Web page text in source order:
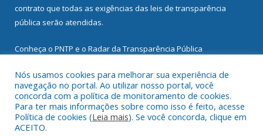
contrato que todas as exigências das leis de transparência
pública serão atendidas.
Conheça o PNTP e o Radar da Transparência Pública
Todos os direitos reservados a Prefeitura Municipal de
Mocajuba.
Nós usamos cookies para melhorar sua experiência de
navegação no portal. Ao utilizar nosso portal, você
concorda com a política de monitoramento de cookies.
Para ter mais informações sobre como isso é feito, acesse
Política de cookies (Leia mais). Se você concorda, clique em
ACEITO.